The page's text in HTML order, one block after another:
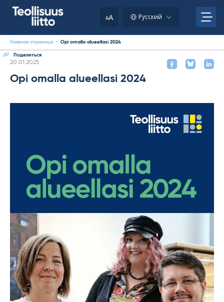
AA Русский
Главная страница - Opi omalla alueellasi 2024
Поделиться
Kirjoitettu
20.01.2025
Opi omalla alueellasi 2024